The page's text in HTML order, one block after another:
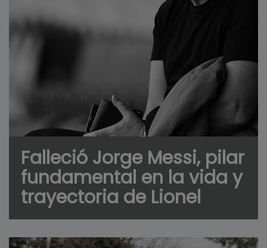
Falleció Jorge Messi, pilar
fundamental en la vida y
trayectoria de Lionel